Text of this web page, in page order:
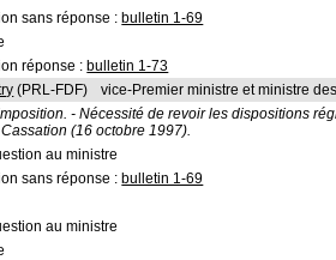
sans réponse : bulletin 1-69
réponse : bulletin 1-73
(PRL-FDF)
vice-Premier ministre et ministre
- Nécessité de revoir les dispositions
(16 octobre 1997).
au ministre
sans réponse : bulletin 1-69
au ministre